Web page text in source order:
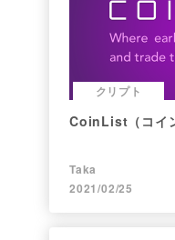
クリプト
CoinList（コイ
Taka
2021/02/25